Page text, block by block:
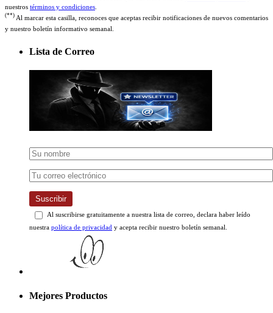
Al marcar esta casilla, reconoces que aceptas recibir notificaciones de nuevos comentarios
y nuestro boletín informativo semanal.
Al suscribirse gratuitamente a nuestra lista de correo, declara haber leído
nuestrapolítica de privacidady acepta recibir nuestro boletín semanal.